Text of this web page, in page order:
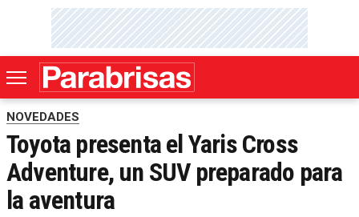
NOVEDADES
Toyota presenta el Yaris Cross
Adventure, un SUV preparado para
la aventura